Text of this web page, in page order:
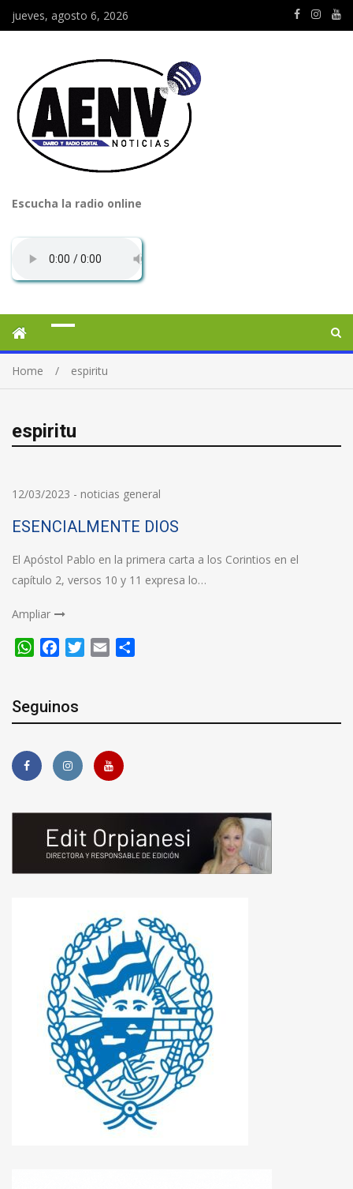
jueves, agosto 6, 2026
Escucha la radio online
Home espiritu
espiritu
12/03/2023 - noticias general
ESENCIALMENTE DIOS
El Apóstol Pablo en la primera carta a los Corintios en el
capítulo 2, versos 10 y 11 expresa lo…
Ampliar
WhatsApp
FacebookTwitter
Email
Seguinos